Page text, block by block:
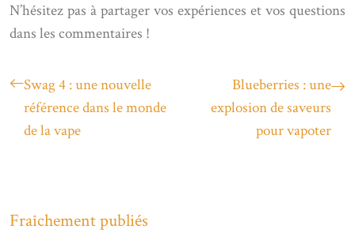
N’hésitez pas à partager vos expériences et vos questions
dans les commentaires !
Swag 4 : une nouvelle
référence dans le monde
de la vape
Blueberries : une
explosion de saveurs
pour vapoter
Fraîchement publiés